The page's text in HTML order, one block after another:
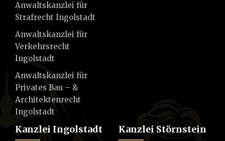
Anwaltskanzlei für
Strafrecht Ingolstadt
Anwaltskanzlei für
Verkehrsrecht
Ingolstadt
Anwaltskanzlei für
Privates Bau – &
Architektenrecht
Ingolstadt
Kanzlei Ingolstadt Kanzlei Störnstein